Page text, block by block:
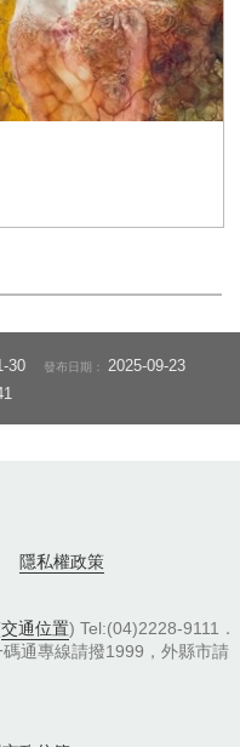
30 發布日期：2025-09-23
隱私權政策
交通位置) Tel:(04)2228-9111．
通專線請撥1999，外縣市請